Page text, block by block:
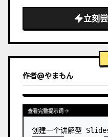
  "header": {
    "logo": "∞
立刻
作者@やまもん
查看其
查看完整提示词
创建一个讲解型